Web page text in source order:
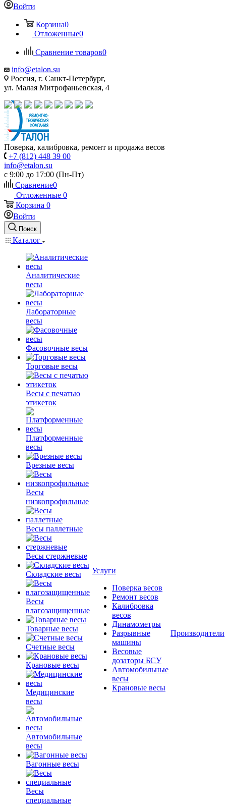
Войти
Корзина0
Отложенные0
Сравнение товаров0
info@etalon.su
Россия, г. Санкт-Петербург,
ул. Малая Митрофаньевская, 4
Поверка, калибровка, ремонт и продажа весов
+7 (812) 448 39 00
info@etalon.su
c 9:00 до 17:00 (Пн-Пт)
Сравнение0
Отложенные 0
Корзина 0
Войти
Поиск
Каталог
Аналитические
весы
Лабораторные
весы
Фасовочные весы
Торговые весы
Весы с печатью
этикеток
Платформенные
весы
Врезные весы
Весы
низкопрофильные
Весы паллетные
Весы стержневые
Складские весы
Весы
влагозащищенные
Товарные весы
Счетные весы
Крановые весы
Медицинские
весы
Автомобильные
весы
Вагонные весы
Весы
специальные
Услуги
Поверка весов
Ремонт весов
Калибровка
весов
Динамометры
Разрывные
машины
Весовые
дозаторы БСУ
Автомобильные
весы
Крановые весы
Производители